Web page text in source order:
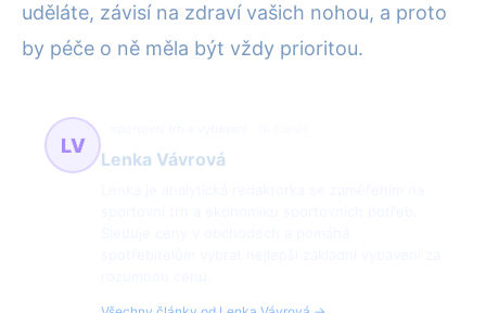
uděláte, závisí na zdraví vašich nohou, a proto
by péče o ně měla být vždy prioritou.
LV
Lenka Vávrová